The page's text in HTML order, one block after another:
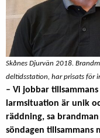
Skånes Djurvän 2018.
deltidsstation, har prisats för
– Vi jobbar
larmsituation är unik
räddning, sa
söndagen tillsammans